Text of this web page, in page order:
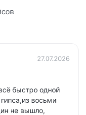
27.07.2026
быстро одной
восьми
не вышло,